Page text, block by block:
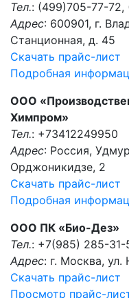
Тел.: (499)705-77-
Адрес: 600901, г.
Станционная, д. 45
Скачать прайс-лист
Подробная
ООО
Химпром»
Тел.: +73412249950
Адрес: Россия,
Орджоникидзе, 2
Скачать прайс-лист
Подробная
ООО ПК «Био-Дез»
Тел.: +7(985) 285-31-
Адрес: г. Москва, ул.
Скачать прайс-лист
Просмотр прайс-